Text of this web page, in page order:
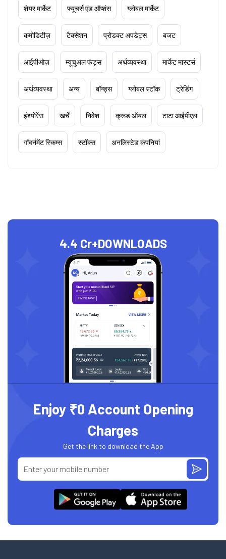
शेयर मार्केट फ्यूचर्स एंड ऑप्शंस ग्लोबल मार्केट
कमोडिटीज़ टैक्सेशन प्रोडक्ट अपडेट्स बजट
आईपीओज़ म्यूचुअल फंड्स अर्थव्यवस्था मार्केट मास्टर्स
अर्थव्यवस्था अन्य बॉन्ड्स ग्लोबल स्टॉक ट्रेडिंग
इंश्योरेंस खर्चे निवेश क्रूड ऑयल टाटा आईपीएल
गॉवर्नमेंट स्किम्स स्टॉक्स अनलिस्टेड कंपनियां
4.4 Cr+DOWNLOADS
Enjoy ₹0 Account Opening
Charges
Get the link to download the App